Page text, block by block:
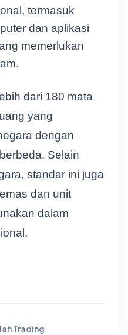
termasuk
dan aplikasi
memerlukan
dari 180 mata
yang
dengan
Selain
standar ini juga
dan unit
dalam
Trading